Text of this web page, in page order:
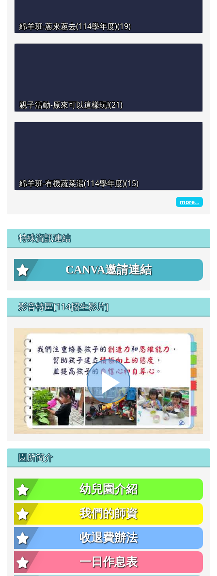
綿羊班-蔥來蔥去(114學年度)(19)
親子活動-原來可以這樣玩!(21)
綿羊班-有機蔬菜湯(114學年度)(15)
more...
左邊區域內容
特殊資訊連結
CANVA邀請連結
影音特區[114招生影片]
播
放
影
片
園所簡介
幼兒園介紹
我們的師資
收退費辦法
一日作息表